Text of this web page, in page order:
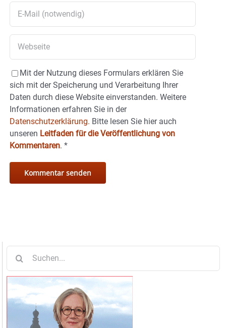
Mit der Nutzung dieses Formulars erklären Sie
sich mit der Speicherung und Verarbeitung Ihrer
Daten durch diese Website einverstanden. Weitere
Informationen erfahren Sie in der
Datenschutzerklärung. Bitte lesen Sie hier auch
unseren Leitfaden für die Veröffentlichung von
Kommentaren. *
nach: